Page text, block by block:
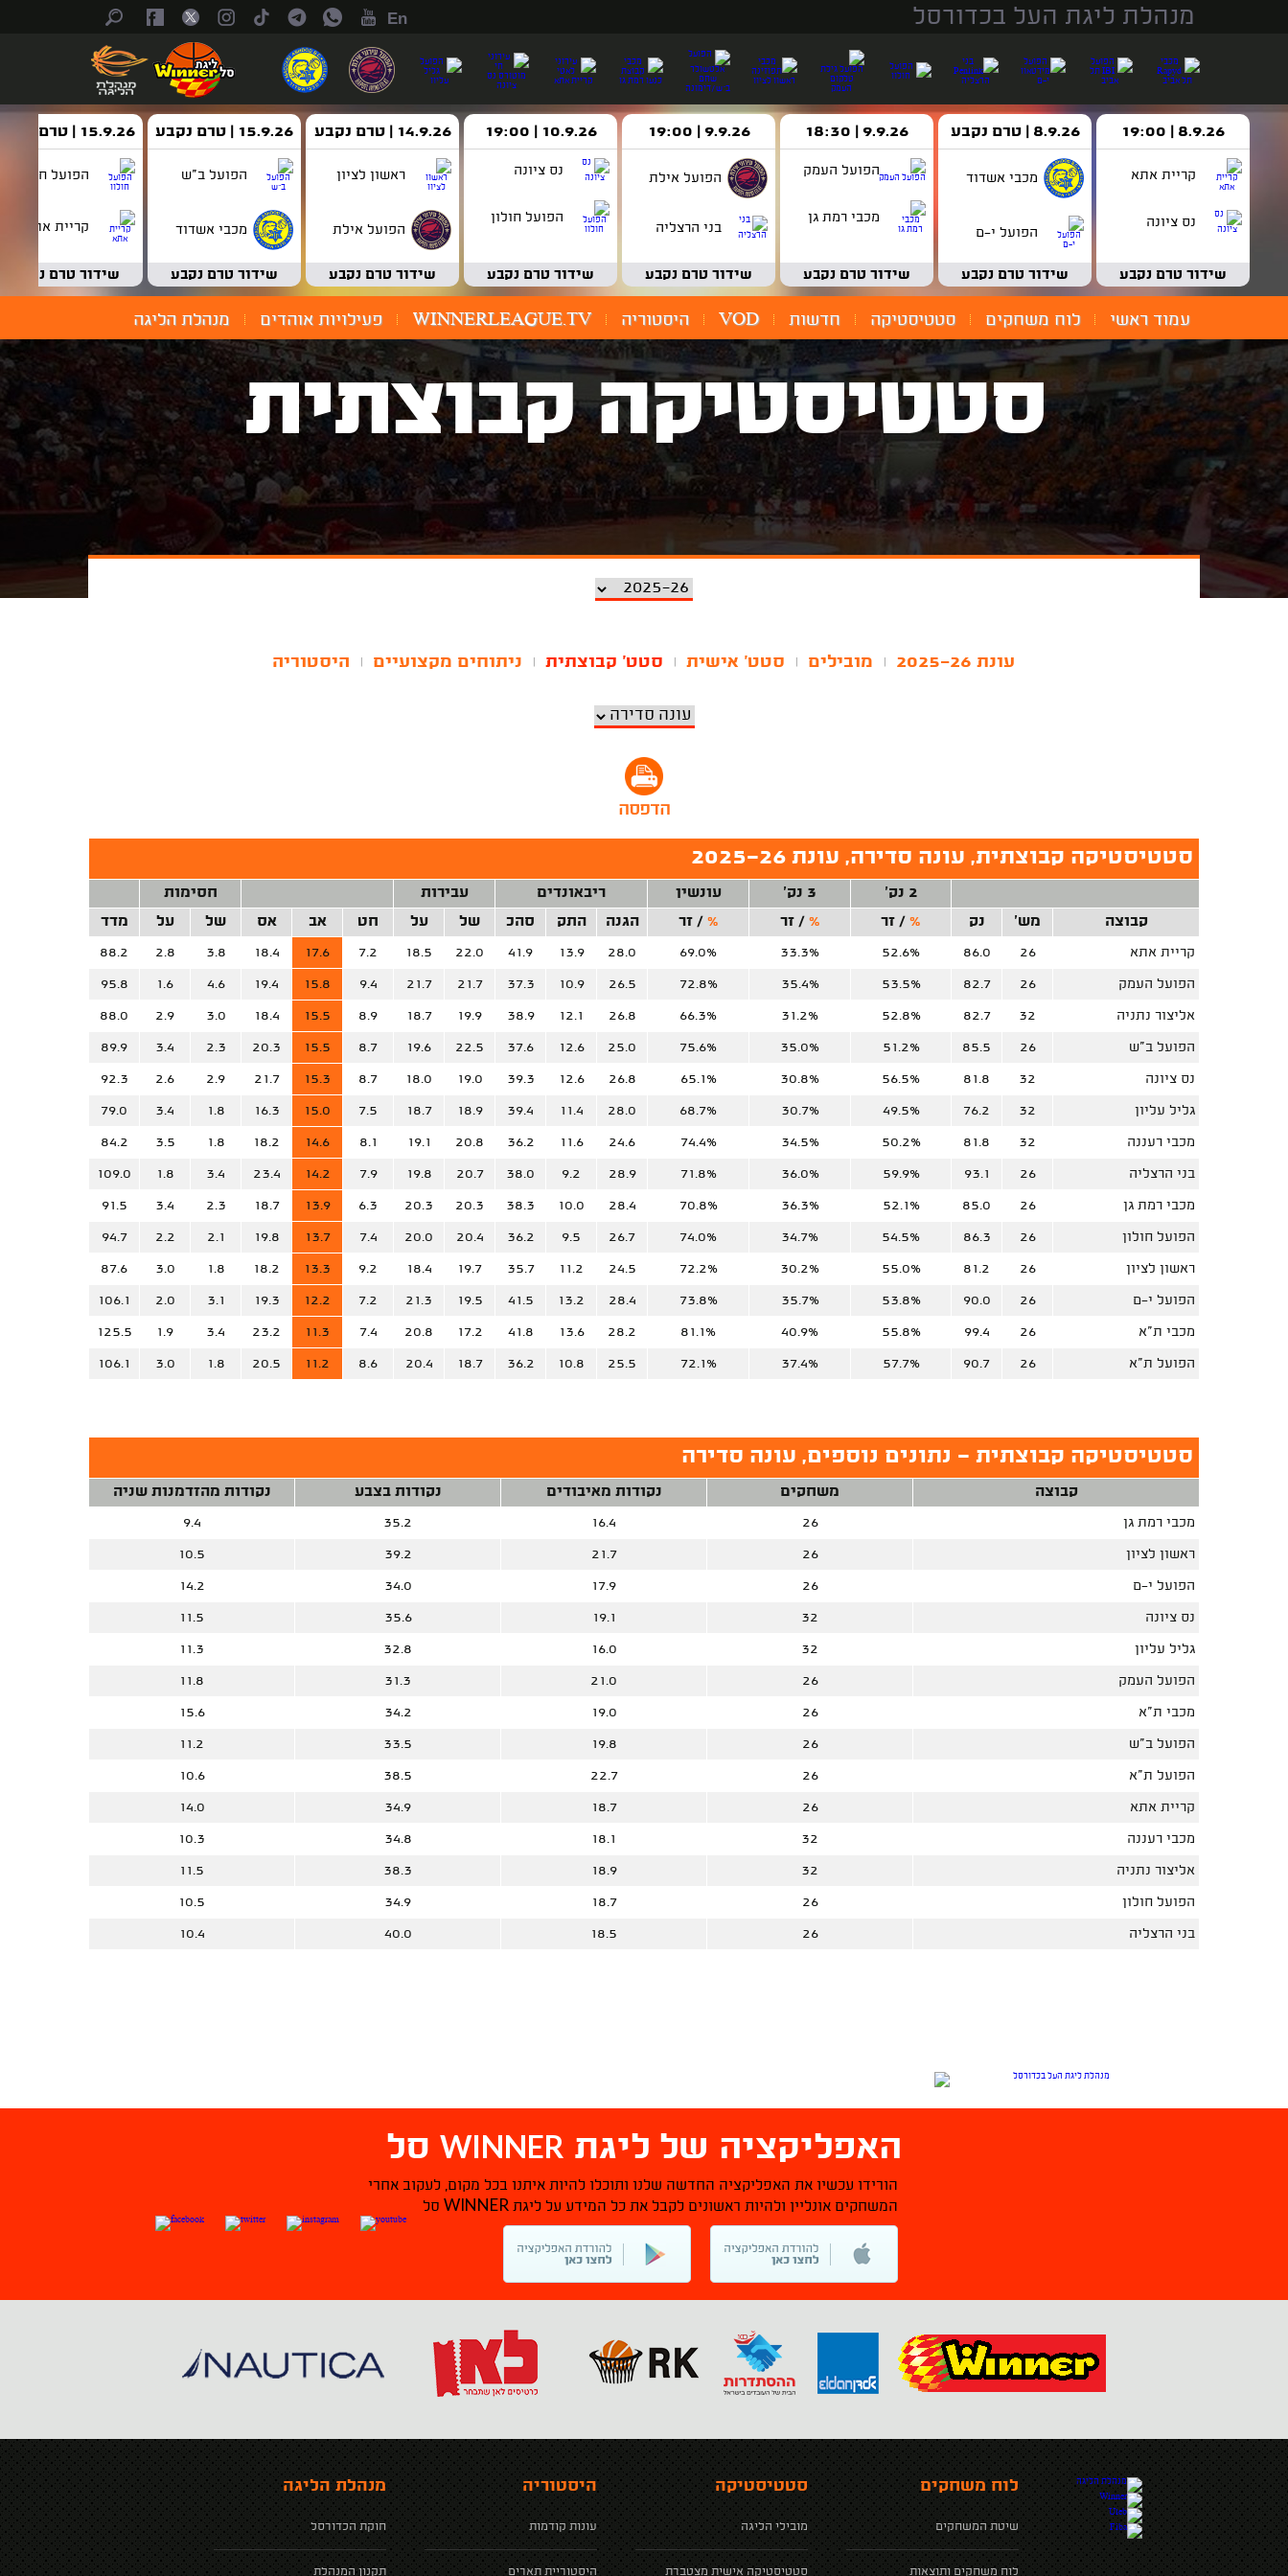
מנהלת ליגת העל בכדורסל En
8.9.26 | 19:00
קריית אתא
נס ציונה
שידור טרם נקבע
8.9.26 | טרם נקבע
מכבי אשדוד
הפועל י-ם
שידור טרם נקבע
9.9.26 | 18:30
הפועל העמק
מכבי רמת גן
שידור טרם נקבע
9.9.26 | 19:00
הפועל אילת
בני הרצליה
שידור טרם נקבע
10.9.26 | 19:00
נס ציונה
הפועל חולון
שידור טרם נקבע
14.9.26 | טרם נקבע
ראשון לציון
הפועל אילת
שידור טרם נקבע
15.9.26 | טרם נקבע
הפועל ב"ש
מכבי אשדוד
שידור טרם נקבע
15.9.26 | טרם נקבע
הפועל חולון
קריית אתא
שידור טרם נקבע
עמוד ראשי לוח משחקים סטטיסטיקה חדשות VOD היסטוריה WINNERLEAGUE.TV פעילויות אוהדים מנהלת הליגה
סטטיסטיקה קבוצתית
עונת 2025-26 מובילים סטט' אישית סטט' קבוצתית ניתוחים מקצועיים היסטוריה
הדפסה
סטטיסטיקה קבוצתית, עונה סדירה, עונת 2025-26
2 נק' 3 נק' עונשין ריבאונדים עבירות
חסימות
קבוצה
מש' נק %
/ זר %
/זר %
/זר הגנה התק סהכ של על חט אב אס של על מדד
קריית אתא 26
86.0
52.6%
33.3%
69.0%
28.0
13.9
41.9
22.0
18.5
7.2
17.6
18.4
3.8
2.8
88.2
הפועל העמק 26
82.7
53.5%
35.4%
72.8%
26.5
10.9
37.3
21.7
21.7
9.4
15.8
19.4
4.6
1.6
95.8
אליצור נתניה 32
82.7
52.8%
31.2%
66.3%
26.8
12.1
38.9
19.9
18.7
8.9
15.5
18.4
3.0
2.9
88.0
הפועל ב"ש 26
85.5
51.2%
35.0%
75.6%
25.0
12.6
37.6
22.5
19.6
8.7
15.5
20.3
2.3
3.4
89.9
נס ציונה 32
81.8
56.5%
30.8%
65.1%
26.8
12.6
39.3
19.0
18.0
8.7
15.3
21.7
2.9
2.6
92.3
גליל עליון 32
76.2
49.5%
30.7%
68.7%
28.0
11.4
39.4
18.9
18.7
7.5
15.0
16.3
1.8
3.4
79.0
מכבי רעננה 32
81.8
50.2%
34.5%
74.4%
24.6
11.6
36.2
20.8
19.1
8.1
14.6
18.2
1.8
3.5
84.2
בני הרצליה 26
93.1
59.9%
36.0%
71.8%
28.9
9.2
38.0
20.7
19.8
7.9
14.2
23.4
3.4
1.8
109.0
מכבי רמת גן 26
85.0
52.1%
36.3%
70.8%
28.4
10.0
38.3
20.3
20.3
6.3
13.9
18.7
2.3
3.4
91.5
הפועל חולון 26
86.3
54.5%
34.7%
74.0%
26.7
9.5
36.2
20.4
20.0
7.4
13.7
19.8
2.1
2.2
94.7
ראשון לציון 26
81.2
55.0%
30.2%
72.2%
24.5
11.2
35.7
19.7
18.4
9.2
13.3
18.2
1.8
3.0
87.6
הפועל י-ם 26
90.0
53.8%
35.7%
73.8%
28.4
13.2
41.5
19.5
21.3
7.2
12.2
19.3
3.1
2.0
106.1
מכבי ת"א 26
99.4
55.8%
40.9%
81.1%
28.2
13.6
41.8
17.2
20.8
7.4
11.3
23.2
3.4
1.9
125.5
הפועל ת"א 26
90.7
57.7%
37.4%
72.1%
25.5
10.8
36.2
18.7
20.4
8.6
11.2
20.5
1.8
3.0
106.1
סטטיסטיקה קבוצתית - נתונים נוספים, עונה סדירה
קבוצה משחקים נקודות מאיבודים נקודות בצבע נקודות מהזדמנות שניה
מכבי רמת גן 26
16.4
35.2
9.4
ראשון לציון 26
21.7
39.2
10.5
הפועל י-ם 26
17.9
34.0
14.2
נס ציונה 32
19.1
35.6
11.5
גליל עליון 32
16.0
32.8
11.3
הפועל העמק 26
21.0
31.3
11.8
מכבי ת"א 26
19.0
34.2
15.6
הפועל ב"ש 26
19.8
33.5
11.2
הפועל ת"א 26
22.7
38.5
10.6
קריית אתא 26
18.7
34.9
14.0
מכבי רעננה 32
18.1
34.8
10.3
אליצור נתניה 32
18.9
38.3
11.5
הפועל חולון 26
18.7
34.9
10.5
בני הרצליה 26
18.5
40.0
10.4
האפליקציה של ליגת WINNER סל
הורידו עכשיו את האפליקציה החדשה שלנו ותוכלו להיות איתנו בכל מקום, לעקוב אחרי
המשחקים אונליין ולהיות ראשונים לקבל את כל המידע על ליגת WINNER סל
לוח משחקים
שיטת המשחקים
לוח משחקים ותוצאות
סטטיסטיקה
מובילי הליגה
סטטיסטיקה אישית מצטברת
היסטוריה
עונות קודמות
היסטוריית תארים
מנהלת הליגה
חוקת הכדורסל
תקנון המנהלת